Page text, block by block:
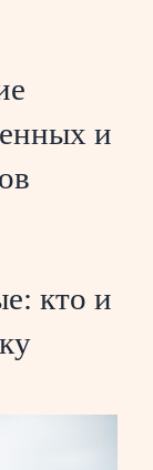
и
кто и